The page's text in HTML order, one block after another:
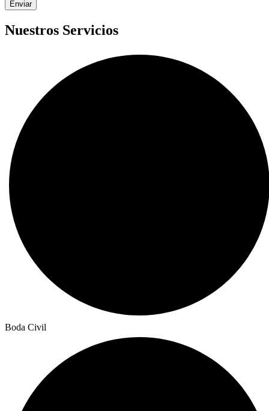
Enviar
Nuestros Servicios
Boda Civil